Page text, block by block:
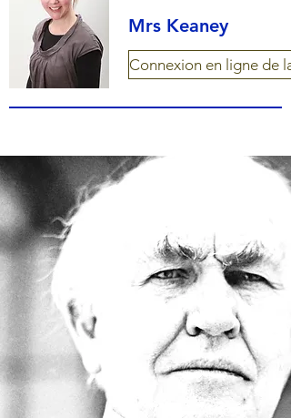
Mrs Keaney
Connexion en ligne de la